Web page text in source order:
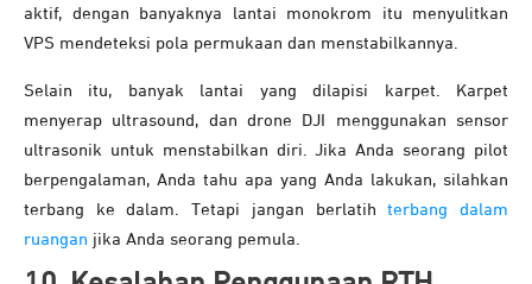
aktif, dengan banyaknya lantai monokrom itu menyulitkan
VPS mendeteksi pola permukaan dan menstabilkannya.
Selain itu, banyak lantai yang dilapisi karpet. Karpet
menyerap ultrasound, dan drone DJI menggunakan sensor
ultrasonik untuk menstabilkan diri. Jika Anda seorang pilot
berpengalaman, Anda tahu apa yang Anda lakukan, silahkan
terbang ke dalam. Tetapi jangan berlatihterbang dalam
ruangan jika Anda seorang pemula.